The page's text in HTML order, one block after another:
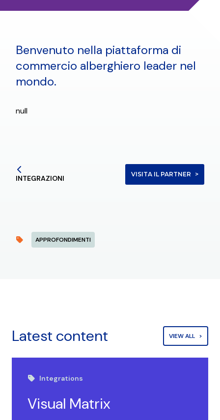
Benvenuto nella piattaforma di
commercio alberghiero leader nel
mondo.
null
INTEGRAZIONI VISITA IL PARTNER
APPROFONDIMENTI
Latest content VIEW ALL
Integrations
Visual Matrix